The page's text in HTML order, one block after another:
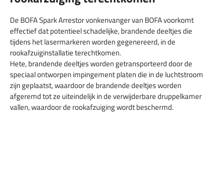
De BOFA Spark Arrestor vonkenvanger van BOFA voorkomt
effectief dat potentieel schadelijke, brandende deeltjes die
tijdens het lasermarkeren worden gegenereerd, in de
rookafzuiginstallatie terechtkomen.
Hete, brandende deeltjes worden getransporteerd door de
speciaal ontworpen impingement platen die in de luchtstroom
zijn geplaatst, waardoor de brandende deeltjes worden
afgeremd tot ze uiteindelijk in de verwijderbare druppelkamer
vallen, waardoor de rookafzuiging wordt beschermd.